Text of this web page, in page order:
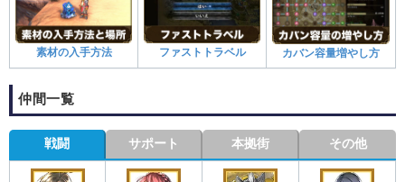
素材の入手方法 ファストトラベル カバン容量増やし方
仲間一覧
戦闘 サポート 本拠街 その他